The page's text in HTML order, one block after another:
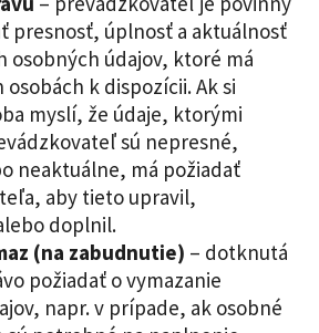
presnosť, úplnosť a aktuálnosť
osobných údajov, ktoré má
k dispozícii. Ak si
myslí, že údaje, ktorými
sú nepresné,
neaktuálne, má požiadať
aby tieto upravil,
doplnil.
(na zabudnutie) – dotknutá
požiadať o vymazanie
napr. v prípade, ak osobné